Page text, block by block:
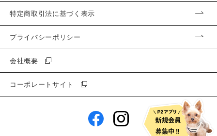
特定商取引法に基づく表示
プライバシーポリシー
会社概要
コーポレートサイト